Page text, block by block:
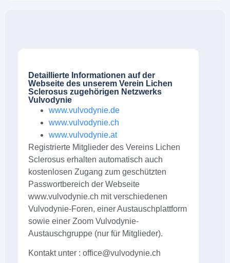
Detaillierte Informationen auf der
Webseite des unserem Verein Lichen
Sclerosus zugehörigen Netzwerks
Vulvodynie
www.vulvodynie.de
www.vulvodynie.ch
www.vulvodynie.at
Registrierte Mitglieder des Vereins Lichen
Sclerosus erhalten automatisch auch
kostenlosen Zugang zum geschützten
Passwortbereich der Webseite
www.vulvodynie.ch mit verschiedenen
Vulvodynie-Foren, einer Austauschplattform
sowie einer Zoom Vulvodynie-
Austauschgruppe (nur für Mitglieder).
Kontakt unter : office@vulvodynie.ch